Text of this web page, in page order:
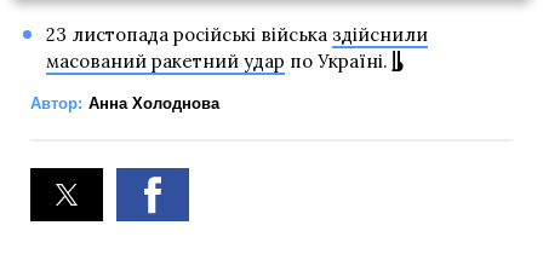
23 листопада російські війська здійснили
масований ракетний удар по Україні.
Автор: Анна Холоднова